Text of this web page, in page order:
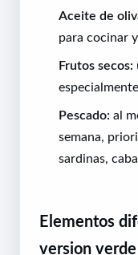
Aceite de
para cocinar
Frutos secos:
Pescado: al
semana,
sardinas,
Elementos
version verde